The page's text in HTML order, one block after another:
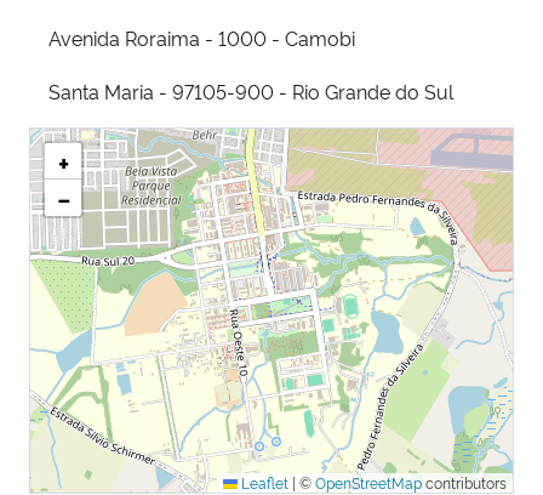
Avenida Roraima - 1000 - Camobi
Santa Maria - 97105-900 - Rio Grande do Sul
+
−
Leaflet | ©OpenStreetMapcontributors